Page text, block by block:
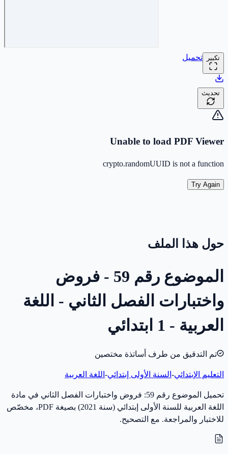
تكبير تحميل
تحديث
Unable to load PDF Viewer
crypto.randomUUID is not a function
Try Again
حول هذا الملف
الموضوع رقم 59 - فروض
واختبارات الفصل الثاني - اللغة
العربية - 1 ابتدائي
تم التدقيق من طرف أساتذة مختصين
التعليم الإبتدائي- السنة الأولى إبتدائي- اللغة العربية
تحميل الموضوع رقم 59: فروض واختبارات الفصل الثاني في مادة
اللغة العربية للسنة الأولى إبتدائي (سنة 2021) بصيغة PDF، مخصّص
للاختبار والمراجعة. مع التصحيح.